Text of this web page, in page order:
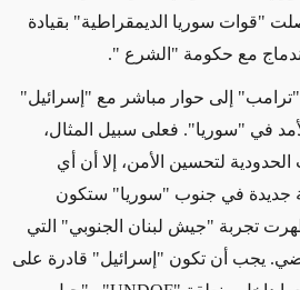
"قوات سوريا الديمقراطية" بقيادة
مع حكومة "الشرع ".
"ترامب" إلى حوار مباشر مع "إسرائيل"
في "سوريا". فعلى سبيل المثال،
لتحسين الأمن، إلا أن أي
جديدة في جنوب "سوريا" ستكون
تجربة "جيش لبنان الجنوبي" التي
يجب أن تكون "إسرائيل" قادرة على